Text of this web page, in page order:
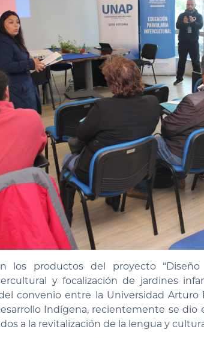
los productos del proyecto
y focalización de jardines
convenio entre la Universidad Arturo
Indígena, recientemente se
a la revitalización de la lengua y